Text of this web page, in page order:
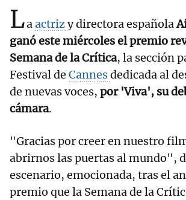
Laactrizy directora española
ganó este miércoles el premio
Semana de la Crítica, la sección
Festival de Cannesdedicada al
de nuevas voces, por 'Viva', su
cámara.
"Gracias por creer en nuestro
abrirnos las puertas al mundo",
escenario, emocionada, tras el
premio que la Semana de la